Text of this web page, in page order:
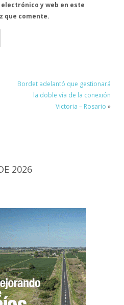
y web en este
que comente.
Bordet adelantó que gestionará
la doble vía de la conexión
Victoria – Rosario »
2026